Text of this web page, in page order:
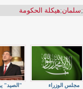
;سلمان;هيكلة الحكومة
"الصيد"
مجلس الوزراء